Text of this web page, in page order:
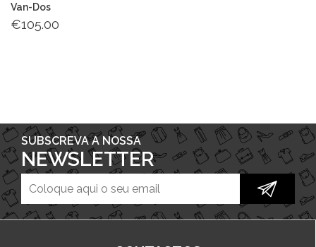
Van-Dos
€105.00
SUBSCREVA A NOSSA
NEWSLETTER